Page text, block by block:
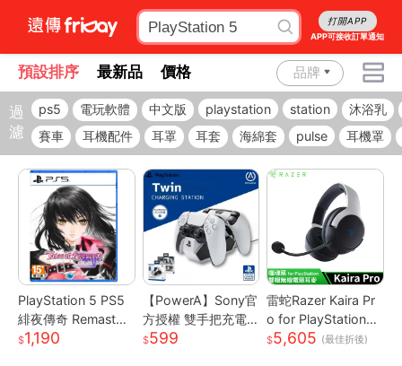
打開APP
APP可接收訂單通知
預設排序 最新品 價格 品牌
過
濾
ps5 電玩軟體 中文版 playstation station
沐浴乳
賽車
耳機配件 耳罩 耳套 海綿套 pulse 耳機罩
PlayStation 5 PS5
緋夜傳奇 Remaster
ed 中文版
1,190
【PowerA】Sony官
方授權 雙手把充電
座 for PlayStation
599
雷蛇Razer Kaira Pr
o for PlayStation
噬魂鯊 雙模無線電
5,605 (最佳折後)